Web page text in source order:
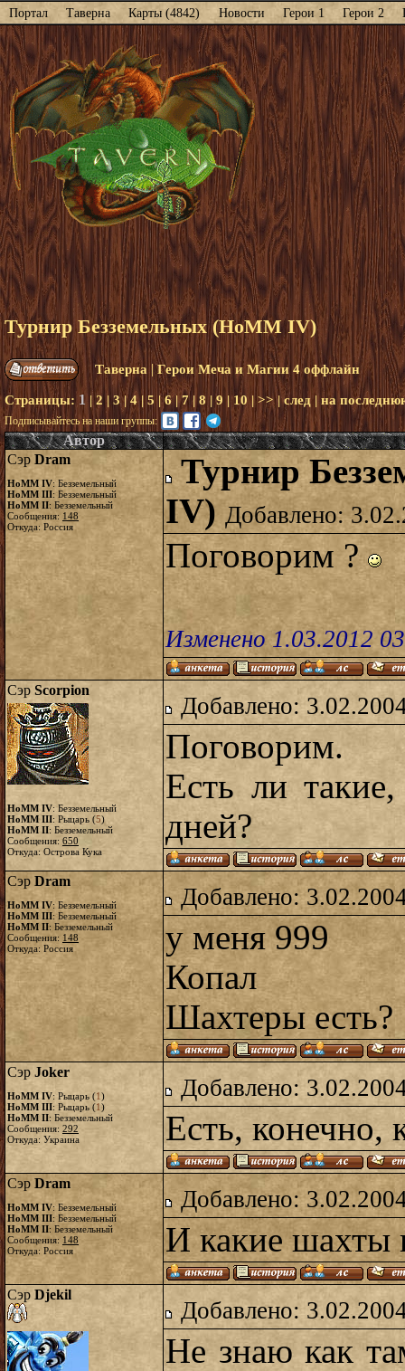
Портал Таверна Карты (4842) Новости Герои 1 Герои 2
Турнир Безземельных (HoMM IV)
Таверна |Герои Меча и Магии 4 оффлайн
Страницы: 1 | 2 | 3|4| 5 |6|7| 8 |9 |10 | >>|след | на
Подписывайтесь на наши группы:
Автор
Сэр Dram
HoMM IV: Безземельный
HoMM III: Безземельный
HoMM II: Безземельный
Сообщения: 148
Откуда: Россия
Турнир
IV)Добавлено:
Поговорим ?
Изменено 1.03.2012
Сэр Scorpion
HoMM IV: Безземельный
HoMM III: Рыцарь (5)
HoMM II: Безземельный
Сообщения: 650
Откуда: Острова Кука
Добавлено:
Поговорим.
Есть ли
дней?
Сэр Dram
HoMM IV: Безземельный
HoMM III: Безземельный
HoMM II: Безземельный
Сообщения: 148
Откуда: Россия
Добавлено:
у меня 999
Копал
Шахтеры есть?
Сэр Joker
HoMM IV: Рыцарь (1)
HoMM III: Рыцарь (1)
HoMM II: Безземельный
Сообщения: 292
Откуда: Украина
Добавлено:
Есть, конечно,
Сэр Dram
HoMM IV: Безземельный
HoMM III: Безземельный
HoMM II: Безземельный
Сообщения: 148
Откуда: Россия
Добавлено:
И какие шахты
Сэр Djekil
Добавлено:
Не знаю как